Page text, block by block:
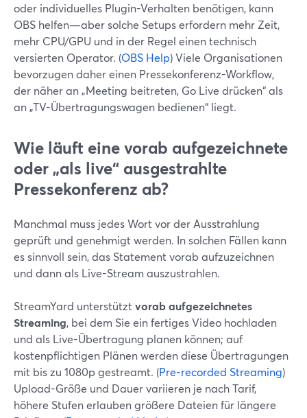
oder individuelles Plugin-Verhalten benötigen, kann
OBS helfen—aber solche Setups erfordern mehr Zeit,
mehr CPU/GPU und in der Regel einen technisch
versierten Operator. (OBS Help) Viele Organisationen
bevorzugen daher einen Pressekonferenz-Workflow,
der näher an „Meeting beitreten, Go Live drücken“ als
an „TV-Übertragungswagen bedienen“ liegt.
Wie läuft eine vorab aufgezeichnete
oder „als live“ ausgestrahlte
Pressekonferenz ab?
Manchmal muss jedes Wort vor der Ausstrahlung
geprüft und genehmigt werden. In solchen Fällen kann
es sinnvoll sein, das Statement vorab aufzuzeichnen
und dann als Live-Stream auszustrahlen.
StreamYard unterstütztvorab aufgezeichnetes
Streaming, bei dem Sie ein fertiges Video hochladen
und als Live-Übertragung planen können; auf
kostenpflichtigen Plänen werden diese Übertragungen
mit bis zu 1080p gestreamt. (Pre-recorded Streaming)
Upload-Größe und Dauer variieren je nach Tarif,
höhere Stufen erlauben größere Dateien für längere